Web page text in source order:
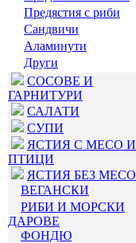
Предястия с риби
Сандвичи
Аламинути
Други
СОСОВЕ И
ГАРНИТУРИ
САЛАТИ
СУПИ
ЯСТИЯ С МЕСО И
ПТИЦИ
ЯСТИЯ БЕЗ МЕСО
ВЕГАНСКИ
РИБИ И МОРСКИ
ДАРОВЕ
ФОНДЮ